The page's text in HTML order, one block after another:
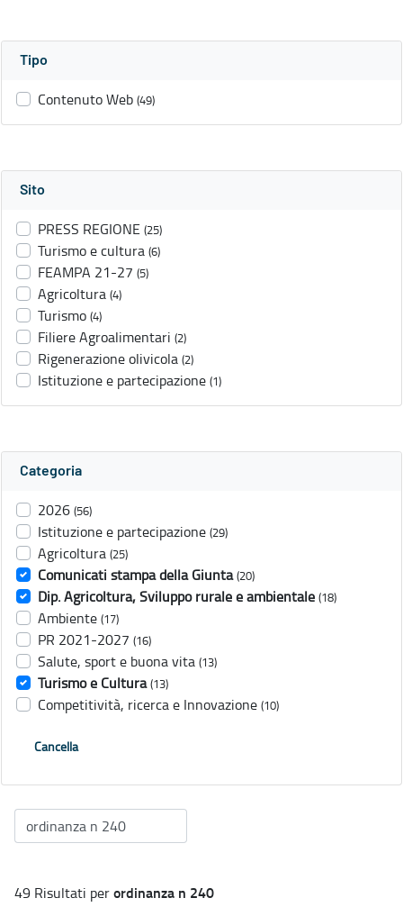
Tipo
Contenuto Web (49)
Sito
PRESS REGIONE (25)
Turismo e cultura (6)
FEAMPA 21-27 (5)
Agricoltura (4)
Turismo (4)
Filiere Agroalimentari (2)
Rigenerazione olivicola (2)
Istituzione e partecipazione (1)
Categoria
2026 (56)
Istituzione e partecipazione (29)
Agricoltura (25)
Comunicati stampa della Giunta (20)
Dip. Agricoltura, Sviluppo rurale e ambientale (18)
Ambiente (17)
PR 2021-2027 (16)
Salute, sport e buona vita (13)
Turismo e Cultura (13)
Competitività, ricerca e Innovazione (10)
Cancella
49 Risultati perordinanza n 240